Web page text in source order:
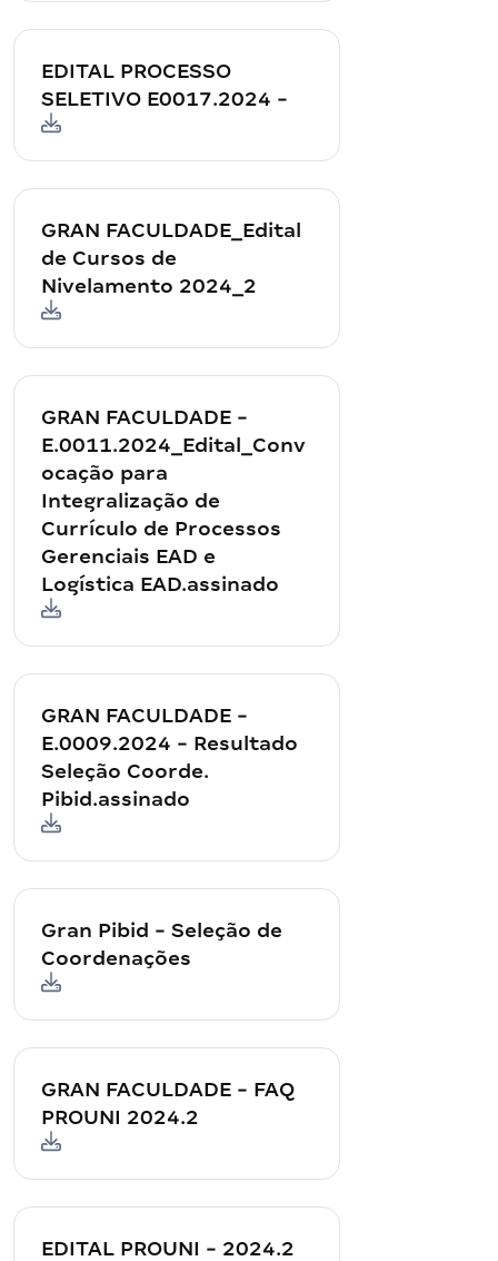
EDITAL PROCESSO
SELETIVO E0017.2024 -
GRAN FACULDADE_Edital
de Cursos de
Nivelamento 2024_2
GRAN FACULDADE -
E.0011.2024_Edital_Conv
ocação para
Integralização de
Currículo de Processos
Gerenciais EAD e
Logística EAD.assinado
GRAN FACULDADE -
E.0009.2024 - Resultado
Seleção Coorde.
Pibid.assinado
Gran Pibid - Seleção de
Coordenações
GRAN FACULDADE - FAQ
PROUNI 2024.2
EDITAL PROUNI - 2024.2